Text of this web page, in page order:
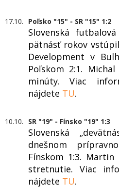
17.10. Poľsko "15" - SR "15" 1:2
Slovenská
pätnásť rokov
Development v
Poľskom 2:1.
minúty. Viac
nájdete TU.
10.10. SR "19" - Fínsko "19" 1:3
Slovenská
dnešnom
Fínskom 1:3. Martin
stretnutie. Viac
nájdete TU.